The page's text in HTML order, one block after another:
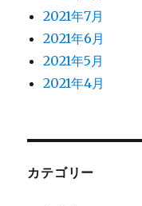
2021年7月
2021年6月
2021年5月
2021年4月
カテゴリー